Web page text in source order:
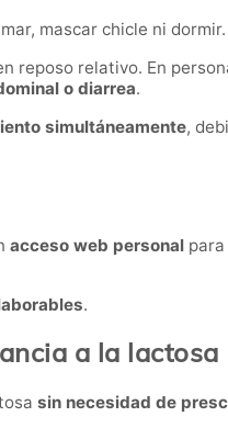
mascar chicle ni dormir.
reposo relativo. En
o diarrea.
simultáneamente,
acceso web personal
.
a la lactosa
sin necesidad de